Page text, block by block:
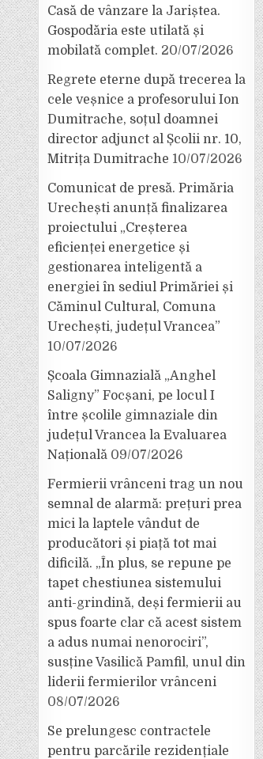
Casă de vânzare la Jariștea.
Gospodăria este utilată și
mobilată complet. 20/07/2026
Regrete eterne după trecerea la
cele veșnice a profesorului Ion
Dumitrache, soțul doamnei
director adjunct al Școlii nr. 10,
Mitrița Dumitrache 10/07/2026
Comunicat de presă. Primăria
Urechești anunță finalizarea
proiectului „Creșterea
eficienței energetice și
gestionarea inteligentă a
energiei în sediul Primăriei și
Căminul Cultural, Comuna
Urechești, județul Vrancea”
10/07/2026
Școala Gimnazială „Anghel
Saligny” Focșani, pe locul I
între școlile gimnaziale din
județul Vrancea la Evaluarea
Națională 09/07/2026
Fermierii vrânceni trag un nou
semnal de alarmă: prețuri prea
mici la laptele vândut de
producători și piață tot mai
dificilă. „În plus, se repune pe
tapet chestiunea sistemului
anti-grindină, deși fermierii au
spus foarte clar că acest sistem
a adus numai nenorociri”,
susține Vasilică Pamfil, unul din
liderii fermierilor vrânceni
08/07/2026
Se prelungesc contractele
pentru parcările rezidențiale